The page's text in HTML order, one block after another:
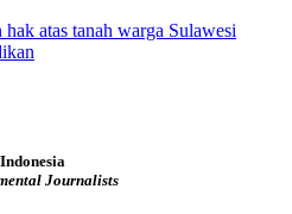
atas tanah warga Sulawesi
Journalists